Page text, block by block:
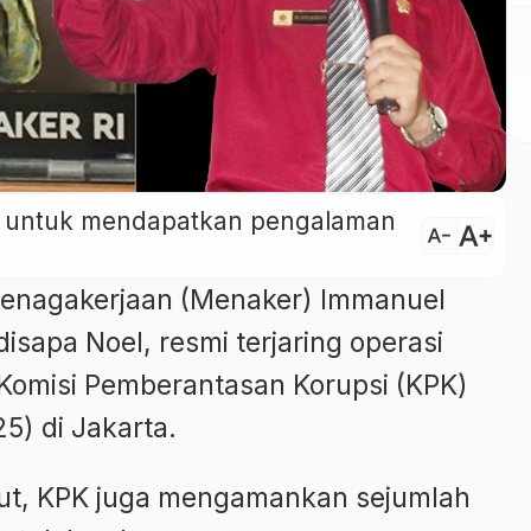
mendapatkan pengalaman
text_decrease text_increase
(Menaker) Immanuel
Noel, resmi terjaring operasi
Pemberantasan Korupsi (KPK)
di Jakarta.
KPK juga mengamankan sejumlah